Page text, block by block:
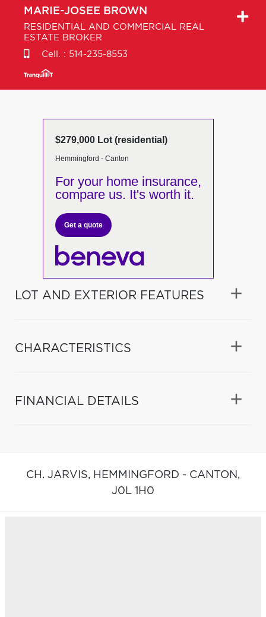
MARIE-JOSEE BROWN
RESIDENTIAL AND COMMERCIAL REAL
ESTATE BROKER
Cell. : 514-235-8553
$279,000 Lot (residential)
Hemmingford - Canton
For your home insurance,
compare us. It's worth it.
Get a quote
LOT AND EXTERIOR FEATURES
CHARACTERISTICS
FINANCIAL DETAILS
CH. JARVIS, HEMMINGFORD - CANTON,
J0L 1H0